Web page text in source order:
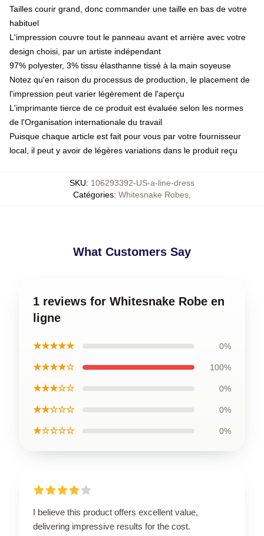
Tailles courir grand, donc commander une taille en bas de votre
habituel
L'impression couvre tout le panneau avant et arrière avec votre
design choisi, par un artiste indépendant
97% polyester, 3% tissu élasthanne tissé à la main soyeuse
Notez qu'en raison du processus de production, le placement de
l'impression peut varier légèrement de l'aperçu
L'imprimante tierce de ce produit est évaluée selon les normes
de l'Organisation internationale du travail
Puisque chaque article est fait pour vous par votre fournisseur
local, il peut y avoir de légères variations dans le produit reçu
SKU: 106293392-US-a-line-dress
Catégories: Whitesnake Robes
What Customers Say
1 reviews for Whitesnake Robe en
ligne
★★★★★ 0%
★★★★☆ 100%
★★★☆☆ 0%
★★☆☆☆ 0%
★☆☆☆☆ 0%
I believe this product offers excellent value,
delivering impressive results for the cost.